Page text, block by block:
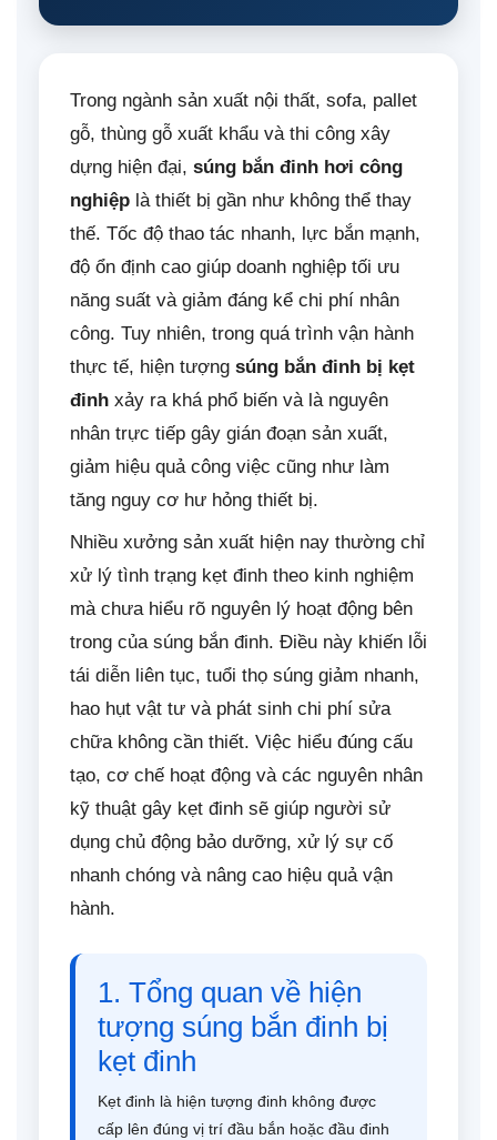
Trong ngành sản xuất nội thất, sofa, pallet
gỗ, thùng gỗ xuất khẩu và thi công xây
dựng hiện đại, súng bắn đinh hơi công
nghiệp là thiết bị gần như không thể thay
thế. Tốc độ thao tác nhanh, lực bắn mạnh,
độ ổn định cao giúp doanh nghiệp tối ưu
năng suất và giảm đáng kể chi phí nhân
công. Tuy nhiên, trong quá trình vận hành
thực tế, hiện tượng súng bắn đinh bị kẹt
đinh xảy ra khá phổ biến và là nguyên
nhân trực tiếp gây gián đoạn sản xuất,
giảm hiệu quả công việc cũng như làm
tăng nguy cơ hư hỏng thiết bị.
Nhiều xưởng sản xuất hiện nay thường chỉ
xử lý tình trạng kẹt đinh theo kinh nghiệm
mà chưa hiểu rõ nguyên lý hoạt động bên
trong của súng bắn đinh. Điều này khiến lỗi
tái diễn liên tục, tuổi thọ súng giảm nhanh,
hao hụt vật tư và phát sinh chi phí sửa
chữa không cần thiết. Việc hiểu đúng cấu
tạo, cơ chế hoạt động và các nguyên nhân
kỹ thuật gây kẹt đinh sẽ giúp người sử
dụng chủ động bảo dưỡng, xử lý sự cố
nhanh chóng và nâng cao hiệu quả vận
hành.
1. Tổng quan về hiện
tượng súng bắn đinh bị
kẹt đinh
Kẹt đinh là hiện tượng đinh không được
cấp lên đúng vị trí đầu bắn hoặc đầu đinh